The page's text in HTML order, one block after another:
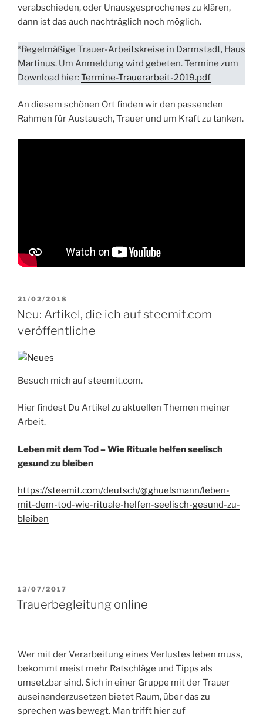
verabschieden, oder Unausgesprochenes zu klären,
dann ist das auch nachträglich noch möglich.
*Regelmäßige Trauer-Arbeitskreise in Darmstadt, Haus
Martinus. Um Anmeldung wird gebeten. Termine zum
Download hier:Termine-Trauerarbeit-2019.pdf
An diesem schönen Ort finden wir den passenden
Rahmen für Austausch, Trauer und um Kraft zu tanken.
VERÖFFENTLICHT
AM
21/02/2018
Neu: Artikel, die ich auf steemit.com
veröffentliche
Besuch mich auf steemit.com.
Hier findest Du Artikel zu aktuellen Themen meiner
Arbeit.
Leben mit dem Tod – Wie Rituale helfen seelisch
gesund zu bleiben
https://steemit.com/deutsch/@ghuelsmann/leben-
mit-dem-tod-wie-rituale-helfen-seelisch-gesund-zu-
bleiben
VERÖFFENTLICHT
AM
13/07/2017
Trauerbegleitung online
Wer mit der Verarbeitung eines Verlustes leben muss,
bekommt meist mehr Ratschläge und Tipps als
umsetzbar sind. Sich in einer Gruppe mit der Trauer
auseinanderzusetzen bietet Raum, über das zu
sprechen was bewegt. Man trifft hier auf